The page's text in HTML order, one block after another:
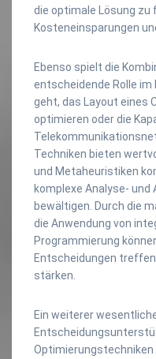
die optimale Lösung zu
Kosteneinsparungen
Ebenso spielt die
entscheidende Rolle im
geht, das Layout eines
optimieren oder die
Techniken bieten
und Metaheuristiken
komplexe Analyse-
bewältigen. Durch die
die Anwendung von
Programmierung
Entscheidungen
stärken.
Ein weiterer
Optimierungstechniken